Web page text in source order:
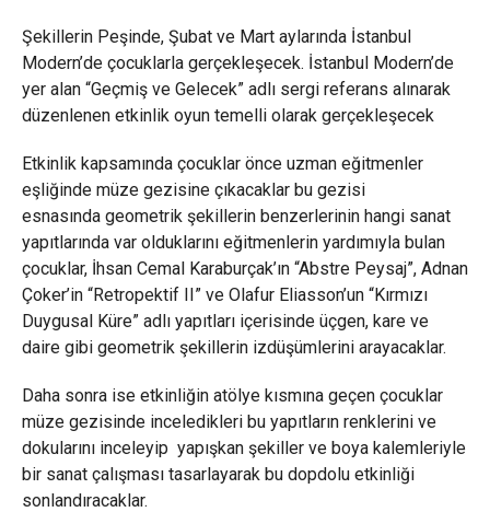
Şekillerin Peşinde, Şubat ve Mart aylarında İstanbul
Modern’de çocuklarla gerçekleşecek. İstanbul Modern’de
yer alan “Geçmiş ve Gelecek” adlı sergi referans alınarak
düzenlenen etkinlik oyun temelli olarak gerçekleşecek
Etkinlik kapsamında çocuklar önce uzman eğitmenler
eşliğinde müze gezisine çıkacaklar bu gezisi
esnasında geometrik şekillerin benzerlerinin hangi sanat
yapıtlarında var olduklarını eğitmenlerin yardımıyla bulan
çocuklar, İhsan Cemal Karaburçak’ın “Abstre Peysaj”, Adnan
Çoker’in “Retropektif II” ve Olafur Eliasson’un “Kırmızı
Duygusal Küre” adlı yapıtları içerisinde üçgen, kare ve
daire gibi geometrik şekillerin izdüşümlerini arayacaklar.
Daha sonra ise etkinliğin atölye kısmına geçen çocuklar
müze gezisinde inceledikleri bu yapıtların renklerini ve
dokularını inceleyip yapışkan şekiller ve boya kalemleriyle
bir sanat çalışması tasarlayarak bu dopdolu etkinliği
sonlandıracaklar.